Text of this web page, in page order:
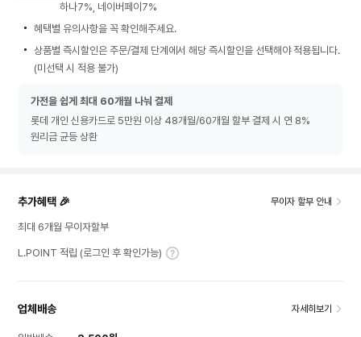
하나7%, 네이버페이7%
혜택별 유의사항을 꼭 확인해주세요.
상품별 즉시할인은 주문/결제 단계에서 해당 즉시할인을 선택해야 적용됩니다.
(미선택 시 적용 불가)
가전을 쉽게 최대 60개월 나눠 결제
롯데 개인 신용카드로 5만원 이상 48개월/60개월 할부 결제 시 연 8%
원리금 균등 상환
추가혜택 🎉 무이자 할부 안내
최대 6개월 무이자할부
L.POINT 적립 (로그인 후 확인가능)
업체배송 자세히보기